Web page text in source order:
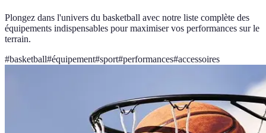
Plongez dans l'univers du basketball avec notre liste complète des
équipements indispensables pour maximiser vos performances sur le
terrain.
#basketball#équipement#sport#performances#accessoires